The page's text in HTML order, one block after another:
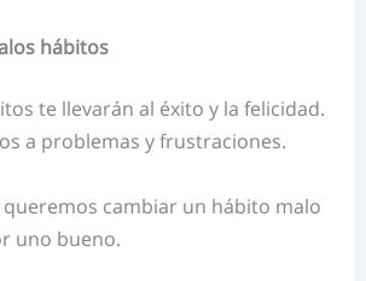
hábitos
te llevarán al éxito y la felicidad.
a problemas y frustraciones.
cambiar un hábito malo
uno bueno.